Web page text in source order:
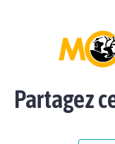
Partagez